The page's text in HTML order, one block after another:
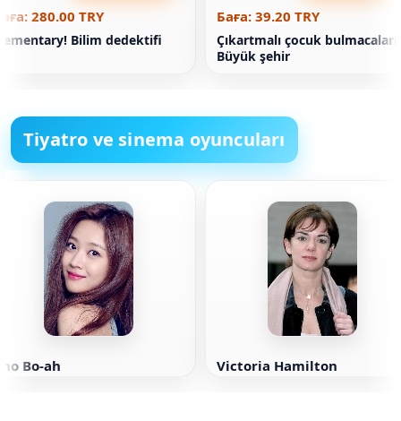
280.00 TRY
Bilim dedektifi
Баға: 39.20 TRY
Çıkartmalı çocuk bulmacaları.
Büyük şehir
Tiyatro ve sinema oyuncuları
Bo-ah Victoria Hamilton